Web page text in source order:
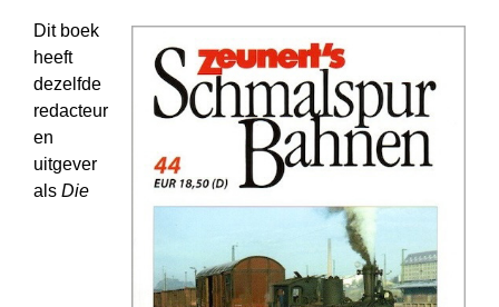
Dit boek
heeft
dezelfde
redacteur
en
uitgever
als Die